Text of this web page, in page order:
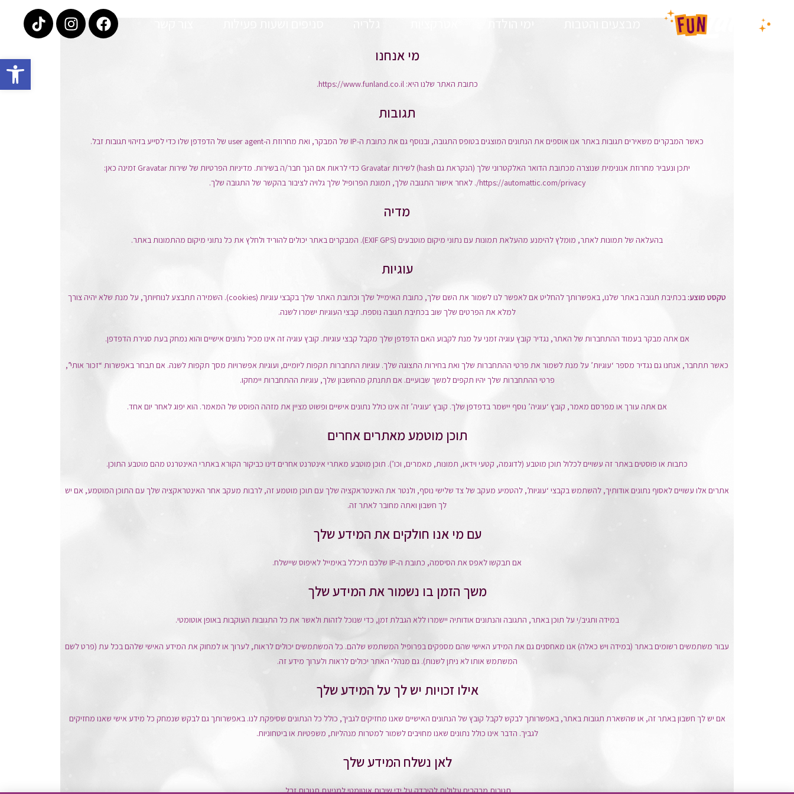
מי אנחנו
כתובת האתר שלנו היא: https://www.funland.co.il.
תגובות
כאשר המבקרים משאירים תגובות באתר אנו אוספים את הנתונים המוצגים בטופס התגובה, ובנוסף גם את כתובת ה-IP של המבקר, ואת מחרוזת ה-user agent של הדפדפן שלו כדי לסייע בזיהוי תגובות זבל.
יתכן ונעביר מחרוזת אנונימית שנוצרה מכתובת הדואר האלקטרוני שלך (הנקראת גם hash) לשירות Gravatar כדי לראות אם הנך חבר/ה בשירות. מדיניות הפרטיות של שירות Gravatar זמינה כאן:
https://automattic.com/privacy/. לאחר אישור התגובה שלך, תמונת הפרופיל שלך גלויה לציבור בהקשר של התגובה שלך.
מדיה
בהעלאה של תמונות לאתר, מומלץ להימנע מהעלאת תמונות עם נתוני מיקום מוטבעים (EXIF GPS). המבקרים באתר יכולים להוריד ולחלץ את כל נתוני מיקום מהתמונות באתר.
עוגיות
טקסט מוצע:
בכתיבת תגובה באתר שלנו, באפשרותך להחליט אם לאפשר לנו לשמור את השם שלך, כתובת האימייל שלך וכתובת האתר שלך בקבצי עוגיות (cookies). השמירה תתבצע לנוחיותך, על מנת שלא יהיה צורך
למלא את הפרטים שלך שוב בכתיבת תגובה נוספת. קבצי העוגיות ישמרו לשנה.
אם אתה מבקר בעמוד ההתחברות של האתר, נגדיר קובץ עוגיה זמני על מנת לקבוע האם הדפדפן שלך מקבל קבצי עוגיות. קובץ עוגיה זה אינו מכיל נתונים אישיים והוא נמחק בעת סגירת הדפדפן.
כאשר תתחבר, אנחנו גם נגדיר מספר ‘עוגיות’ על מנת לשמור את פרטי ההתחברות שלך ואת בחירות התצוגה שלך. עוגיות התחברות תקפות ליומיים, ועוגיות אפשרויות מסך תקפות לשנה. אם תבחר באפשרות “זכור אותי”,
פרטי ההתחברות שלך יהיו תקפים למשך שבועיים. אם תתנתק מהחשבון שלך, עוגיות ההתחברות יימחקו.
אם אתה עורך או מפרסם מאמר, קובץ ‘עוגיה’ נוסף יישמר בדפדפן שלך. קובץ ‘עוגיה’ זה אינו כולל נתונים אישיים ופשוט מציין את מזהה הפוסט של המאמר. הוא יפוג לאחר יום אחד.
תוכן מוטמע מאתרים אחרים
כתבות או פוסטים באתר זה עשויים לכלול תוכן מוטבע (לדוגמה, קטעי וידאו, תמונות, מאמרים, וכו’). תוכן מוטבע מאתרי אינטרנט אחרים דינו כביקור הקורא באתרי האינטרנט מהם מוטבע התוכן.
אתרים אלו עשויים לאסוף נתונים אודותיך, להשתמש בקבצי ‘עוגיות’, להטמיע מעקב של צד שלישי נוסף, ולנטר את האינטראקציה שלך עם תוכן מוטמע זה, לרבות מעקב אחר האינטראקציה שלך עם התוכן המוטמע, אם יש
לך חשבון ואתה מחובר לאתר זה.
עם מי אנו חולקים את המידע שלך
אם תבקשו לאפס את הסיסמה, כתובת ה-IP שלכם תיכלל באימייל לאיפוס שיישלח.
משך הזמן בו נשמור את המידע שלך
במידה ותגיב/י על תוכן באתר, התגובה והנתונים אודותיה יישמרו ללא הגבלת זמן, כדי שנוכל לזהות ולאשר את כל התגובות העוקבות באופן אוטומטי.
עבור משתמשים רשומים באתר (במידה ויש כאלה) אנו מאחסנים גם את המידע האישי שהם מספקים בפרופיל המשתמש שלהם. כל המשתמשים יכולים לראות, לערוך או למחוק את המידע האישי שלהם בכל עת (פרט לשם
המשתמש אותו לא ניתן לשנות). גם מנהלי האתר יכולים לראות ולערוך מידע זה.
אילו זכויות יש לך על המידע שלך
אם יש לך חשבון באתר זה, או שהשארת תגובות באתר, באפשרותך לבקש לקבל קובץ של הנתונים האישיים שאנו מחזיקים לגביך, כולל כל הנתונים שסיפקת לנו. באפשרותך גם לבקש שנמחק כל מידע אישי שאנו מחזיקים
לגביך. הדבר אינו כולל נתונים שאנו מחויבים לשמור למטרות מנהליות, משפטיות או ביטחוניות.
לאן נשלח המידע שלך
תגובות מבקרים עלולות להיבדק על ידי שירות אוטומטי למניעת תגובות זבל.